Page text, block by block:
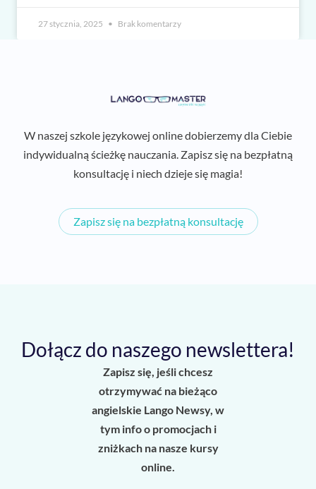
27 stycznia, 2025 Brak komentarzy
W naszej szkole językowej online dobierzemy dla Ciebie
indywidualną ścieżkę nauczania. Zapisz się na bezpłatną
konsultację i niech dzieje się magia!
Zapisz się na bezpłatną konsultację
Dołącz do naszego newslettera!
Zapisz się, jeśli chcesz
otrzymywać na bieżąco
angielskie Lango Newsy, w
tym info o promocjach i
zniżkach na nasze kursy
online.